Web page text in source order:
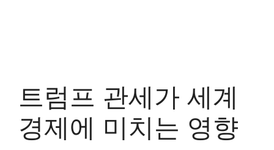
트럼프 관세가 세계
경제에 미치는 영향